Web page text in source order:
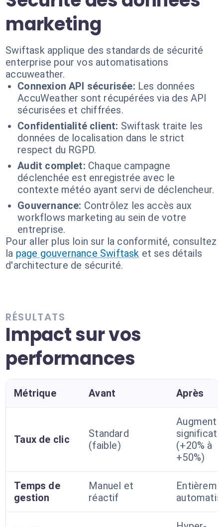
marketing
Swiftask applique des standards de sécurité
enterprise pour vos automatisations
accuweather.
Connexion API sécurisée: Les données
AccuWeather sont récupérées via des API
sécurisées et chiffrées.
Confidentialité client: Swiftask traite les
données de localisation dans le strict
respect du RGPD.
Audit complet: Chaque campagne
déclenchée est enregistrée avec le
contexte météo ayant servi de déclencheur.
Gouvernance: Contrôlez les accès aux
workflows marketing au sein de votre
entreprise.
Pour aller plus loin sur la conformité, consultez
la page gouvernance Swiftask et ses détails
d'architecture de sécurité.
RÉSULTATS
Impact sur vos
performances
Métrique Avant Après
Taux de clic
Standard
(faible)
(+20% à
+50%)
Temps de
gestion
Manuel et
réactif